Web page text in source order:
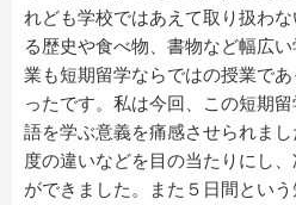
れども学校ではあえて取り扱わ
る歴史や食べ物、書物など幅広
業も短期留学ならではの授業で
ったです。私は今回、この短期
語を学ぶ意義を痛感させられま
度の違いなどを目の当たりにし
ができました。また５日間とい